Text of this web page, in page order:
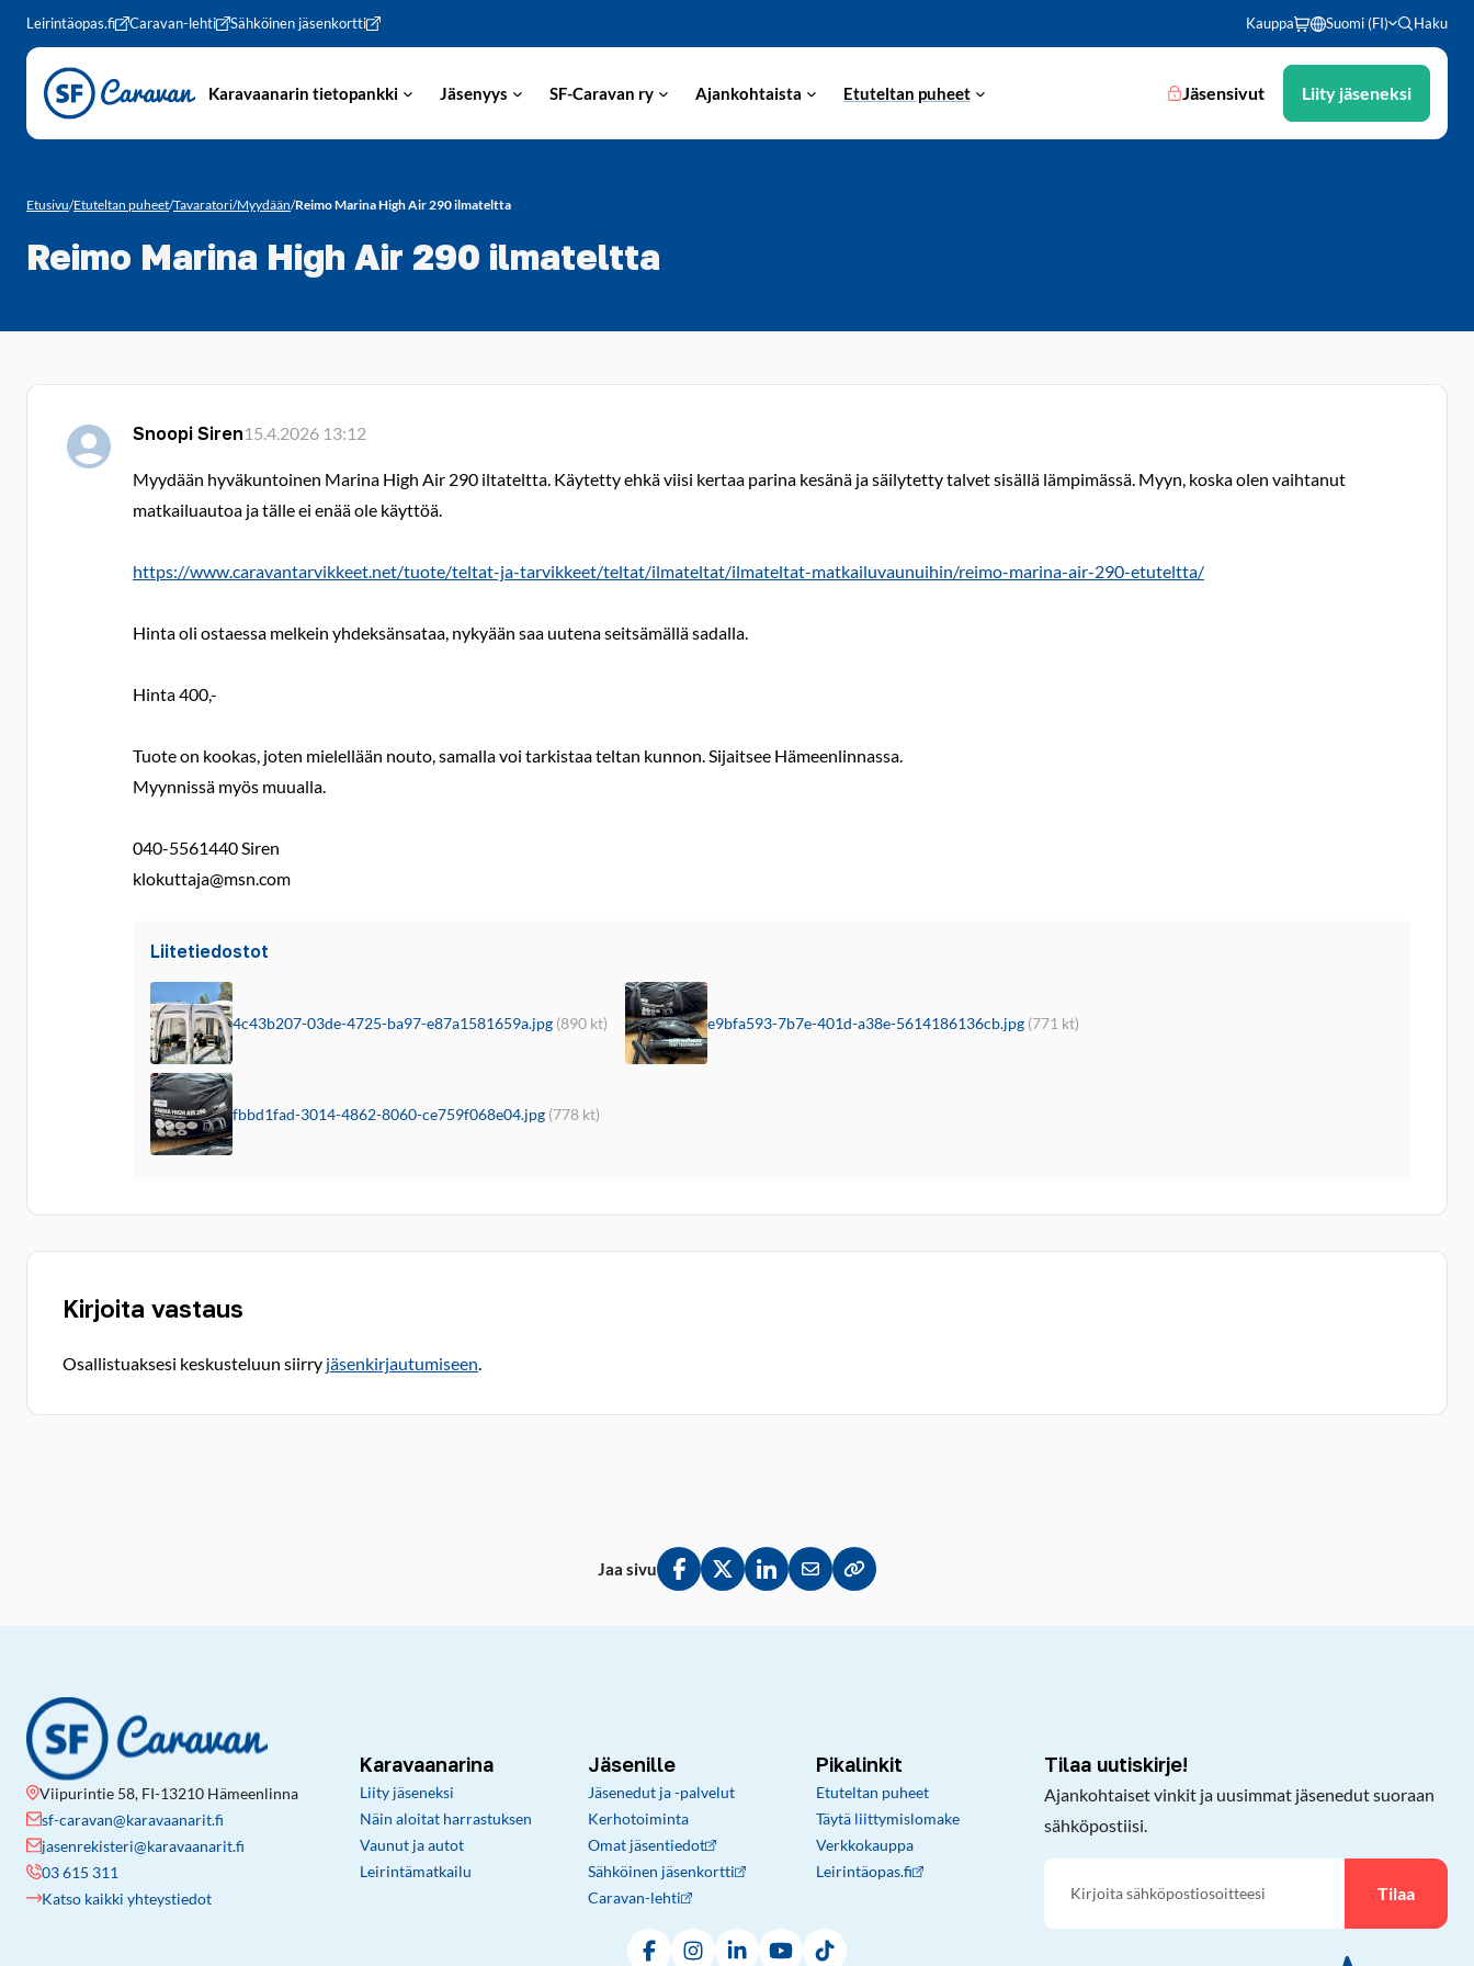
Siirry sivun sisältöön
Leirintäopas.fi Caravan-lehti Sähköinen jäsenkortti Kauppa Suomi (FI) Haku
Karavaanarin tietopankki Jäsenyys SF-Caravan ry Ajankohtaista Etuteltan puheet Jäsensivut Liity jäseneksi
Etusivu/Etuteltan puheet/Tavaratori/Myydään/Reimo Marina High Air 290 ilmateltta
Reimo Marina High Air 290 ilmateltta
Snoopi Siren15.4.2026 13:12
Myydään hyväkuntoinen Marina High Air 290 iltateltta. Käytetty ehkä viisi kertaa parina kesänä ja säilytetty talvet sisällä lämpimässä. Myyn, koska olen vaihtanut
matkailuautoa ja tälle ei enää ole käyttöä.
https://www.caravantarvikkeet.net/tuote/teltat-ja-tarvikkeet/teltat/ilmateltat/ilmateltat-matkailuvaunuihin/reimo-marina-air-290-etuteltta/
Hinta oli ostaessa melkein yhdeksänsataa, nykyään saa uutena seitsämällä sadalla.
Hinta 400,-
Tuote on kookas, joten mielellään nouto, samalla voi tarkistaa teltan kunnon. Sijaitsee Hämeenlinnassa.
Myynnissä myös muualla.
040-5561440 Siren
klokuttaja@msn.com
Liitetiedostot
4c43b207-03de-4725-ba97-e87a1581659a.jpg (890 kt) e9bfa593-7b7e-401d-a38e-5614186136cb.jpg (771 kt)
fbbd1fad-3014-4862-8060-ce759f068e04.jpg (778 kt)
Kirjoita vastaus
Osallistuaksesi keskusteluun siirry jäsenkirjautumiseen.
Jaa sivu
Jaa Facebookissa
Jaa Twitterissä
Jaa LinkedInissä
Jaa sähköpostitse
Kopioi linkki leikepöydälle
Viipurintie 58, FI-13210 Hämeenlinna
sf-caravan@karavaanarit.fi
jasenrekisteri@karavaanarit.fi
03 615 311
Katso kaikki yhteystiedot
Karavaanarina
Liity jäseneksi
Näin aloitat harrastuksen
Vaunut ja autot
Leirintämatkailu
Jäsenille
Jäsenedut ja -palvelut
Kerhotoiminta
Omat jäsentiedot
Sähköinen jäsenkortti
Caravan-lehti
Pikalinkit
Etuteltan puheet
Täytä liittymislomake
Verkkokauppa
Leirintäopas.fi
Tilaa uutiskirje!
Ajankohtaiset vinkit ja uusimmat jäsenedut suoraan
sähköpostiisi.
Tilaa
FacebookInstagramLinkedInYouTubeTikTok